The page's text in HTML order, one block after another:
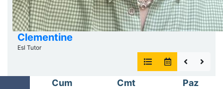
Clementine
Esl Tutor
Cum Cmt Paz